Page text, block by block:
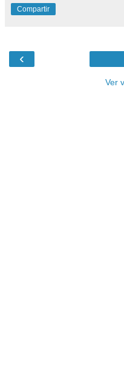
Compartir
‹
Ver